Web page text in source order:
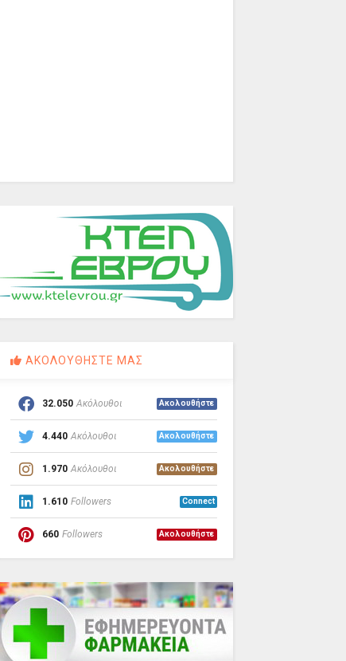
ΑΚΟΛΟΥΘΗΣΤΕ ΜΑΣ
32.050 Ακόλουθοι Ακολουθήστε
4.440 Ακόλουθοι Ακολουθήστε
1.970 Ακόλουθοι Ακολουθήστε
1.610 Followers Connect
660 Followers Ακολουθήστε